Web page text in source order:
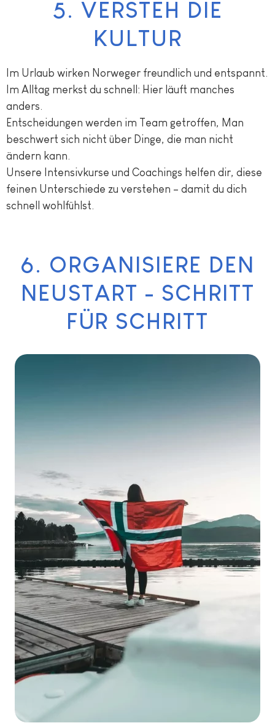
5. VERSTEH DIE
KULTUR
Im Urlaub wirken Norweger freundlich und entspannt.
Im Alltag merkst du schnell: Hier läuft manches
anders.
Entscheidungen werden im Team getroffen, Man
beschwert sich nicht über Dinge, die man nicht
ändern kann.
Unsere Intensivkurse und Coachings helfen dir, diese
feinen Unterschiede zu verstehen – damit du dich
schnell wohlfühlst.
6. ORGANISIERE DEN
NEUSTART - SCHRITT
FÜR SCHRITT